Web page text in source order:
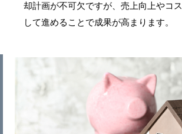
却計画が不可欠ですが、売上向上やコ
して進めることで成果が高まります。